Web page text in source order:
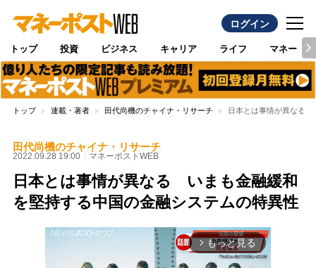
ログイン
トップ 投資 ビジネス キャリア ライフ マネー
トップ 連載・著者 田代尚機のチャイナ・リサーチ 日本とは事情が異なる
田代尚機のチャイナ・リサーチ
2022.09.28 19:00 マネーポストWEB
日本とは事情が異なる いまも金融緩和
を堅持する中国の金融システムの特異性
arrow_forward_ios もっと見る